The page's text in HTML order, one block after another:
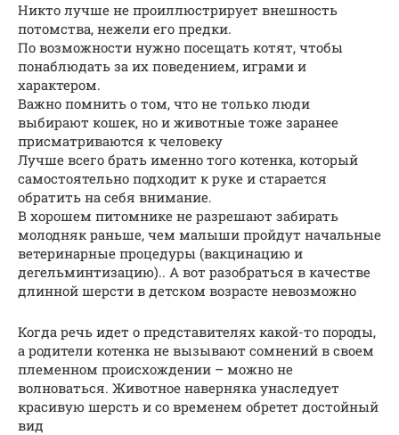
Никто лучше не проиллюстрирует внешность
потомства, нежели его предки.
По возможности нужно посещать котят, чтобы
понаблюдать за их поведением, играми и
характером.
Важно помнить о том, что не только люди
выбирают кошек, но и животные тоже заранее
присматриваются к человеку
Лучше всего брать именно того котенка, который
самостоятельно подходит к руке и старается
обратить на себя внимание.
В хорошем питомнике не разрешают забирать
молодняк раньше, чем малыши пройдут начальные
ветеринарные процедуры (вакцинацию и
дегельминтизацию).. А вот разобраться в качестве
длинной шерсти в детском возрасте невозможно
Когда речь идет о представителях какой-то породы,
а родители котенка не вызывают сомнений в своем
племенном происхождении – можно не
волноваться. Животное наверняка унаследует
красивую шерсть и со временем обретет достойный
вид